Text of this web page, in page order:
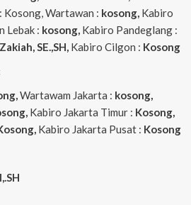
Kosong, Wartawan : kosong, Kabiro
Lebak : kosong, Kabiro Pandeglang :
Zakiah, SE.,SH, Kabiro Cilgon : Kosong
Wartawam Jakarta : kosong,
Kabiro Jakarta Timur : Kosong,
Kabiro Jakarta Pusat : Kosong